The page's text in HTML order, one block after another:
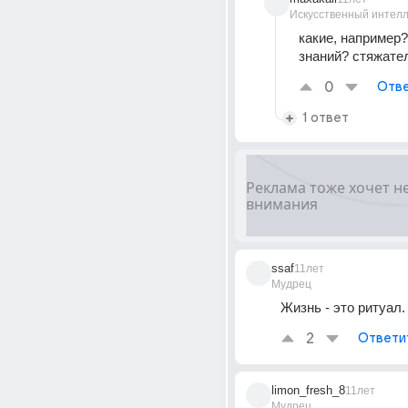
Искусственный
какие,
знаний?
0
1 ответ
ssaf
Мудрец
11лет
Жизнь - это ритуал.
2
limon_fresh_811лет